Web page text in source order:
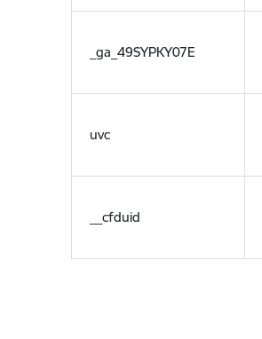
_ga_49SYPKY07E
uvc
__cfduid